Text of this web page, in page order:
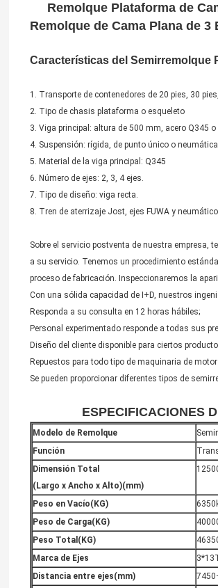
Remolque Plataforma de
Remolque de Cama Plana de 3
Características del Semirremolque
1. Transporte de contenedores de 20 pies, 30
2. Tipo de chasis plataforma o esqueleto
3. Viga principal: altura de 500 mm, acero Q345
4. Suspensión: rígida, de punto único o neumática
5. Material de la viga principal: Q345
6. Número de ejes: 2, 3, 4 ejes.
7. Tipo de diseño: viga recta.
8. Tren de aterrizaje Jost, ejes FUWA y
Sobre el servicio postventa de nuestra empresa,
a su servicio. Tenemos un procedimiento
proceso de fabricación. Inspeccionaremos la
Con una sólida capacidad de I+D, nuestros
Responda a su consulta en 12 horas hábiles;
Personal experimentado responde a todas sus
Diseño del cliente disponible para ciertos
Repuestos para todo tipo de maquinaria de
Se pueden proporcionar diferentes tipos de
ESPECIFICACIONES DEL
Modelo de Remolque
Función
Dimensión Total
(Largo x Ancho x Alto)(mm)
Peso en Vacío(KG)
Peso de Carga(KG)
Peso Total(KG)
Marca de Ejes
Distancia entre ejes(mm)